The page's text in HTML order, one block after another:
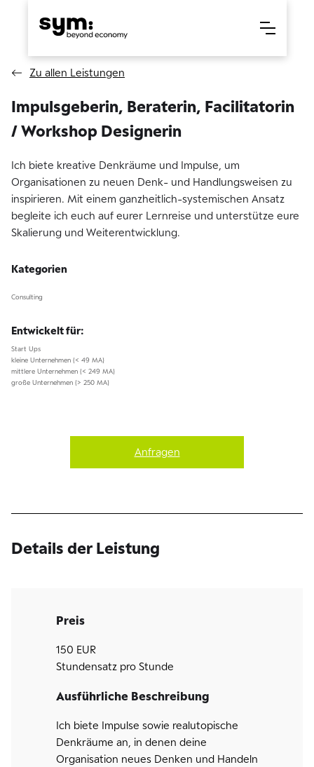
Zu allen Leistungen
Impulsgeberin, Beraterin, Facilitatorin
/ Workshop Designerin
Ich biete kreative Denkräume und Impulse, um
Organisationen zu neuen Denk- und Handlungsweisen zu
inspirieren. Mit einem ganzheitlich-systemischen Ansatz
begleite ich euch auf eurer Lernreise und unterstütze eure
Skalierung und Weiterentwicklung.
Kategorien
Consulting
Entwickelt für:
Start Ups
kleine Unternehmen (< 49 MA)
mittlere Unternehmen (< 249 MA)
große Unternehmen (> 250 MA)
Anfragen
Details der Leistung
Preis
150 EUR
Stundensatz pro Stunde
Ausführliche Beschreibung
Ich biete Impulse sowie realutopische
Denkräume an, in denen deine
Organisation neues Denken und Handeln